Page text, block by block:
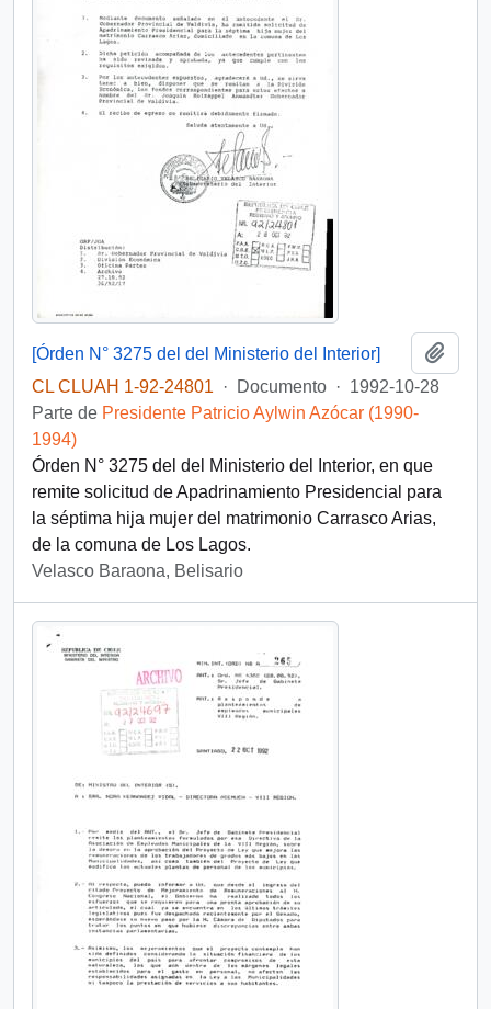
[Órden N° 3275 del del Ministerio del Interior]
CL CLUAH 1-92-24801
· Documento · 1992-10-28
Parte de Presidente Patricio Aylwin Azócar (1990-
1994)
Órden N° 3275 del del Ministerio del Interior, en que
remite solicitud de Apadrinamiento Presidencial para
la séptima hija mujer del matrimonio Carrasco Arias,
de la comuna de Los Lagos.
Velasco Baraona, Belisario